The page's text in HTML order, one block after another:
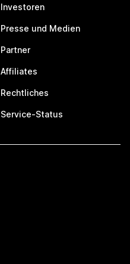
Investoren
Presse und Medien
Partner
Affiliates
Rechtliches
Service-Status